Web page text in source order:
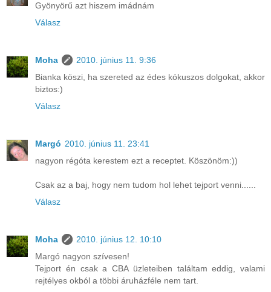
Gyönyörű azt hiszem imádnám
Válasz
Moha
2010. június 11. 9:36
Bianka köszi, ha szereted az édes kókuszos dolgokat, akkor
biztos:)
Válasz
Margó 2010. június 11. 23:41
nagyon régóta kerestem ezt a receptet. Köszönöm:))
Csak az a baj, hogy nem tudom hol lehet tejport venni......
Válasz
Moha
2010. június 12. 10:10
Margó nagyon szívesen!
Tejport én csak a CBA üzleteiben találtam eddig, valami
rejtélyes okból a többi áruházféle nem tart.